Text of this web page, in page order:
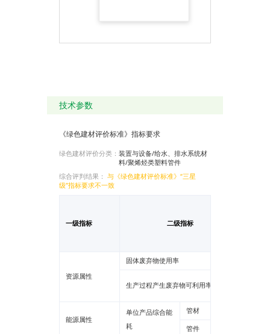
技术参数
《绿色建材评价标准》指标要求
绿色建材评价分类：装置与设备/给水、排水系统材
料/聚烯烃类塑料管件
综合评判结果： 与《绿色建材评价标准》“三星
级”指标要求不一致
一级指标 二级指标
资源属性
固体废弃物使用率
生产过程产生废弃物可利用率
能源属性
单位产品综合能
耗
管材
管件